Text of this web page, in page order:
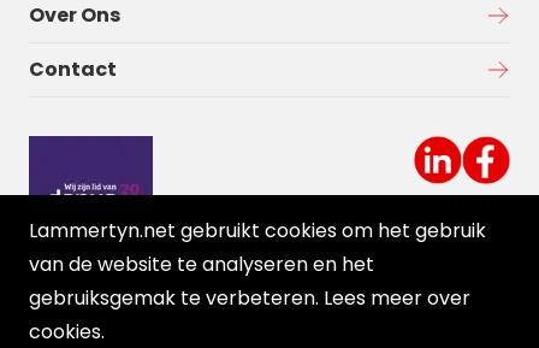
Over Ons
Contact
Lammertyn.net gebruikt cookies om het gebruik
van de website te analyseren en het
gebruiksgemak te verbeteren. Lees meer over
cookies.